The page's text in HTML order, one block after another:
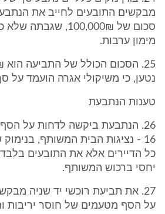
מבקשים התובעים לחייב את
סכום של 100,000₪,
מימון ערבות.
נטען, כי משיקולי אגרה הועמד על סך
טענות הנתבעת
26. הנתבעת ביקשה לדחות על
16 - נציגות הבית המשותף,
כל הדיירים אלא את התובעים
יחסי ברכוש המשותף.
27. את תביעת רוכשי יד שניה
על הסף מטעמים של חוסר יריבות